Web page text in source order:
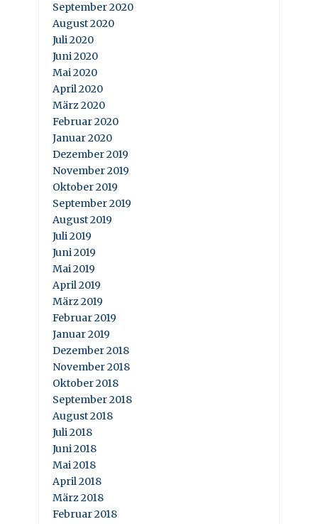
September 2020
August 2020
Juli 2020
Juni 2020
Mai 2020
April 2020
März 2020
Februar 2020
Januar 2020
Dezember 2019
November 2019
Oktober 2019
September 2019
August 2019
Juli 2019
Juni 2019
Mai 2019
April 2019
März 2019
Februar 2019
Januar 2019
Dezember 2018
November 2018
Oktober 2018
September 2018
August 2018
Juli 2018
Juni 2018
Mai 2018
April 2018
März 2018
Februar 2018